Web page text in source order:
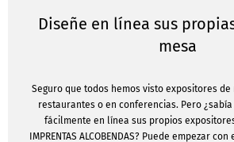
Diseñe en línea sus
mesa
Seguro que todos hemos visto expositores de
restaurantes o en conferencias. Pero
fácilmente en línea sus propios
IMPRENTAS ALCOBENDAS? Puede empezar